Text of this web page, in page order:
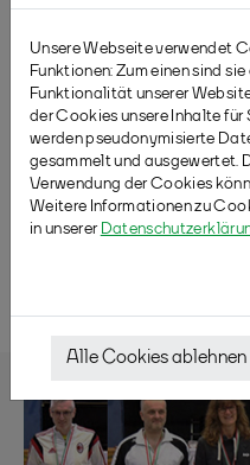
Unsere Webseite verwendet
Funktionen: Zum einen sind
Funktionalität unserer
der Cookies unsere Inhalte für
werden pseudonymisierte
gesammelt und ausgewertet.
Verwendung der Cookies
Weitere Informationen zu
in unserer
Alle Cookies ablehnen